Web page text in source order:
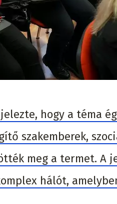
hogy a téma
szakemberek,
meg a termet. A
hálót,